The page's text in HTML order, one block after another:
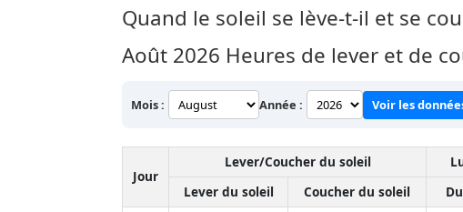
Quand le soleil se lève-t-il et se
Août 2026 Heures de lever et de
Mois : Année : Voir les
Jour
Lever/Coucher du soleil
Lever du soleil
Coucher du soleil